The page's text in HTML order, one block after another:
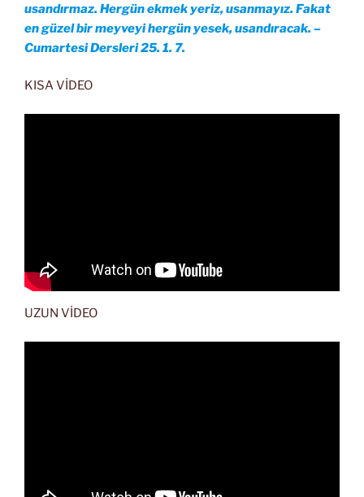
usandırmaz. Hergün ekmek yeriz, usanmayız. Fakat
en güzel bir meyveyi hergün yesek, usandıracak. –
Cumartesi Dersleri 25. 1. 7.
KISA VİDEO
UZUN VİDEO